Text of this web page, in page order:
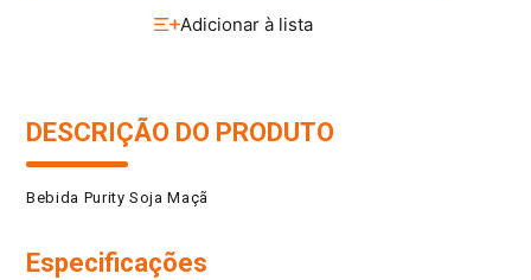
DESCRIÇÃO DO PRODUTO
Bebida Purity Soja Maçã
Especificações